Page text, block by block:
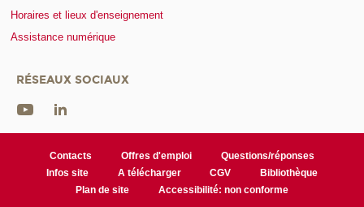
Horaires et lieux d'enseignement
Assistance numérique
RÉSEAUX SOCIAUX
Contacts Offres d'emploi
Questions/réponses
Infos site
A télécharger CGV
Bibliothèque
Plan de site
Accessibilité: non conforme